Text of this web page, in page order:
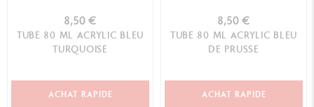
8,50 €
TUBE 80 ML ACRYLIC BLEU
TURQUOISE
ACHAT RAPIDE
8,50 €
TUBE 80 ML ACRYLIC BLEU
DE PRUSSE
ACHAT RAPIDE